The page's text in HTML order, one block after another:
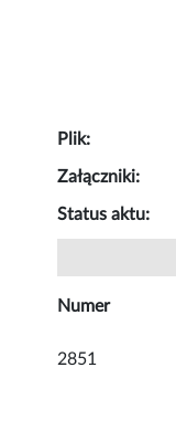
Plik:
Załączniki:
Status aktu:
Numer
2851